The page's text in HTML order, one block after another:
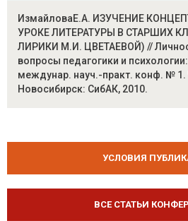
ИзмайловаЕ.А. ИЗУЧЕНИЕ
УРОКЕ ЛИТЕРАТУРЫ В СТАРШИХ
ЛИРИКИ М.И. ЦВЕТАЕВОЙ) //
вопросы педагогики и психологии:
междунар. науч.-практ. конф. № 1.
Новосибирск: СибАК, 2010.
УСЛОВИЯ
ВСЕ СТАТЬИ